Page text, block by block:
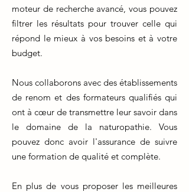
moteur de recherche avancé, vous pouvez
filtrer les résultats pour trouver celle qui
répond le mieux à vos besoins et à votre
budget.
Nous collaborons avec des établissements
de renom et des formateurs qualifiés qui
ont à cœur de transmettre leur savoir dans
le domaine de la naturopathie. Vous
pouvez donc avoir l'assurance de suivre
une formation de qualité et complète.
En plus de vous proposer les meilleures